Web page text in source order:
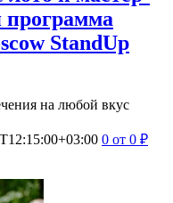
StandUp
на любой вкус
0 от 0 ₽